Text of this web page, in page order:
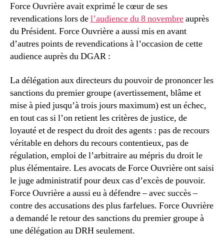
Force Ouvrière avait exprimé le cœur de ses
revendications lors del’audience du 8 novembreauprès
du Président. Force Ouvrière a aussi mis en avant
d’autres points de revendications à l’occasion de cette
audience auprès du DGAR :
La délégation aux directeurs du pouvoir de prononcer les
sanctions du premier groupe (avertissement, blâme et
mise à pied jusqu’à trois jours maximum) est un échec,
en tout cas si l’on retient les critères de justice, de
loyauté et de respect du droit des agents : pas de recours
véritable en dehors du recours contentieux, pas de
régulation, emploi de l’arbitraire au mépris du droit le
plus élémentaire. Les avocats de Force Ouvrière ont saisi
le juge administratif pour deux cas d’excès de pouvoir.
Force Ouvrière a aussi eu à défendre – avec succès –
contre des accusations des plus farfelues. Force Ouvrière
a demandé le retour des sanctions du premier groupe à
une délégation au DRH seulement.